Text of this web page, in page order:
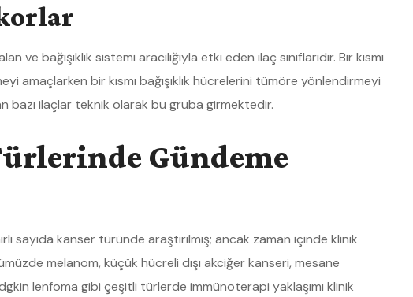
bağışıklık sistemi aracılığıyla etki eden ilaç sınıflarıdır. Bir kısmı
amaçlarken bir kısmı bağışıklık hücrelerini tümöre yönlendirmeyi
bazı ilaçlar teknik olarak bu gruba girmektedir.
Gündeme
sayıda kanser türünde araştırılmış; ancak zaman içinde klinik
melanom, küçük hücreli dışı akciğer kanseri, mesane
lenfoma gibi çeşitli türlerde immünoterapi yaklaşımı klinik